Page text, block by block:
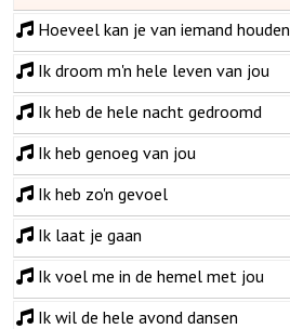
Hoeveel kan je van iemand houden
Ik droom m'n hele leven van jou
Ik heb de hele nacht gedroomd
Ik heb genoeg van jou
Ik heb zo'n gevoel
Ik laat je gaan
Ik voel me in de hemel met jou
Ik wil de hele avond dansen